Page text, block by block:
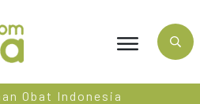
Obat Indonesia